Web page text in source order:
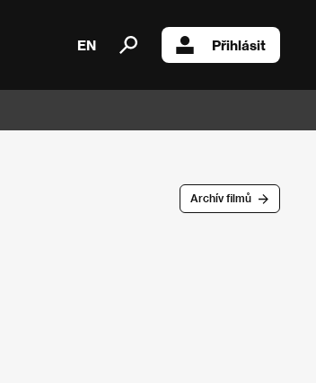
EN Přihlásit
Archív filmů